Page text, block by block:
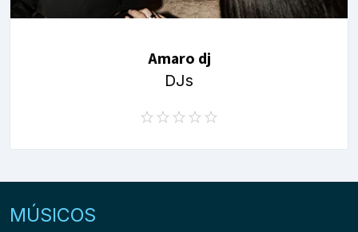
Amaro dj
DJs
MÚSICOS